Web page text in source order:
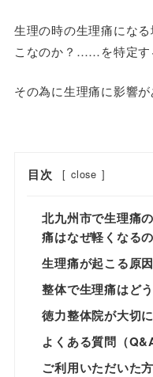
生理の時の生理痛にな
こなのか？……を特定す
その為に生理痛に影響
目次 [ close ]
北九州市で生理痛
痛はなぜ軽くなる
生理痛が起こる原
整体で生理痛はど
徳力整体院が大切
よくある質問（
ご利用いただいた